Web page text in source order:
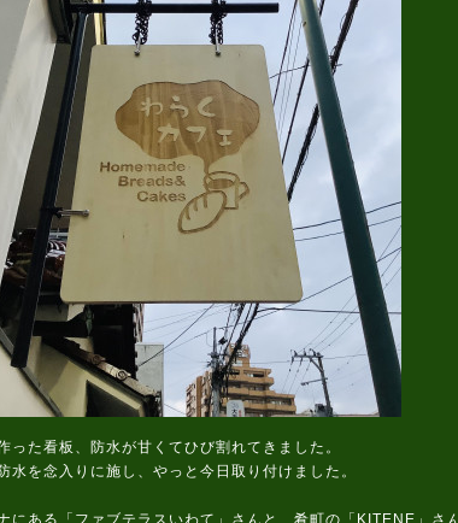
った看板、防水が甘くてひび割れてきました。
水を念入りに施し、やっと今日取り付けました。
にある「ファブテラスいわて」さんと、肴町の「KITENE」さ